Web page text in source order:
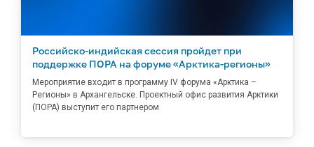
Российско-индийская сессия пройдет при
поддержке ПОРА на форуме «Арктика-регионы»
Мероприятие входит в программу IV форума «Арктика –
Регионы» в Архангельске. Проектный офис развития Арктики
(ПОРА) выступит его партнером